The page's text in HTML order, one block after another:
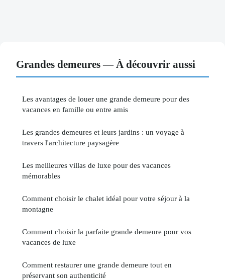
Grandes demeures — À découvrir aussi
Les avantages de louer une grande demeure pour des
vacances en famille ou entre amis
Les grandes demeures et leurs jardins : un voyage à
travers l'architecture paysagère
Les meilleures villas de luxe pour des vacances
mémorables
Comment choisir le chalet idéal pour votre séjour à la
montagne
Comment choisir la parfaite grande demeure pour vos
vacances de luxe
Comment restaurer une grande demeure tout en
préservant son authenticité